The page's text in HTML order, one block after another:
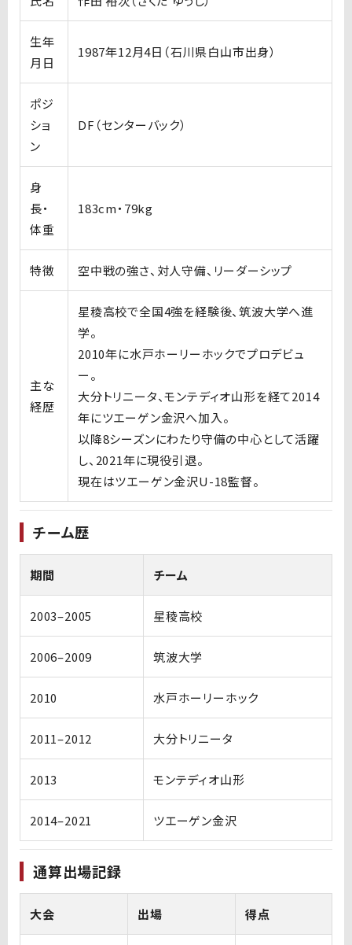
生年
月日
1987年12月4日（石川県白山市出身）
ポジ
ショ
ン
DF（センターバック）
身
長・
体重
183cm・79kg
特徴 空中戦の強さ、対人守備、リーダーシップ
主な
経歴
星稜高校で全国4強を経験後、筑波大学へ進
学。
2010年に水戸ホーリーホックでプロデビュ
ー。
大分トリニータ、モンテディオ山形を経て2014
年にツエーゲン金沢へ加入。
以降8シーズンにわたり守備の中心として活躍
し、2021年に現役引退。
現在はツエーゲン金沢U-18監督。
チーム歴
期間 チーム
2003–2005 星稜高校
2006–2009 筑波大学
2010 水戸ホーリーホック
2011–2012 大分トリニータ
2013 モンテディオ山形
2014–2021 ツエーゲン金沢
通算出場記録
大会 出場 得点